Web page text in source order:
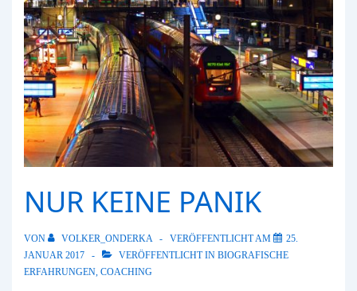
spät
NUR KEINE PANIK
VON VOLKER_ONDERKA VERÖFFENTLICHT AM
25.
JANUAR 2017
VERÖFFENTLICHT IN BIOGRAFISCHE
ERFAHRUNGEN COACHING